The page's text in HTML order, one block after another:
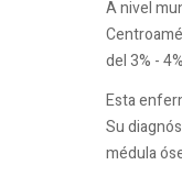
A nivel
del 3% -
Esta
Su
médula